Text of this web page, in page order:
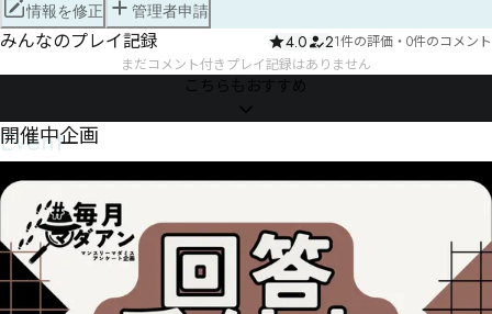
情報を修正 管理者申請
みんなのプレイ記録 4.0 21件の評価 ・ 0件のコメント
まだコメント付きプレイ記録はありません
こちらもおすすめ
Event
開催中企画